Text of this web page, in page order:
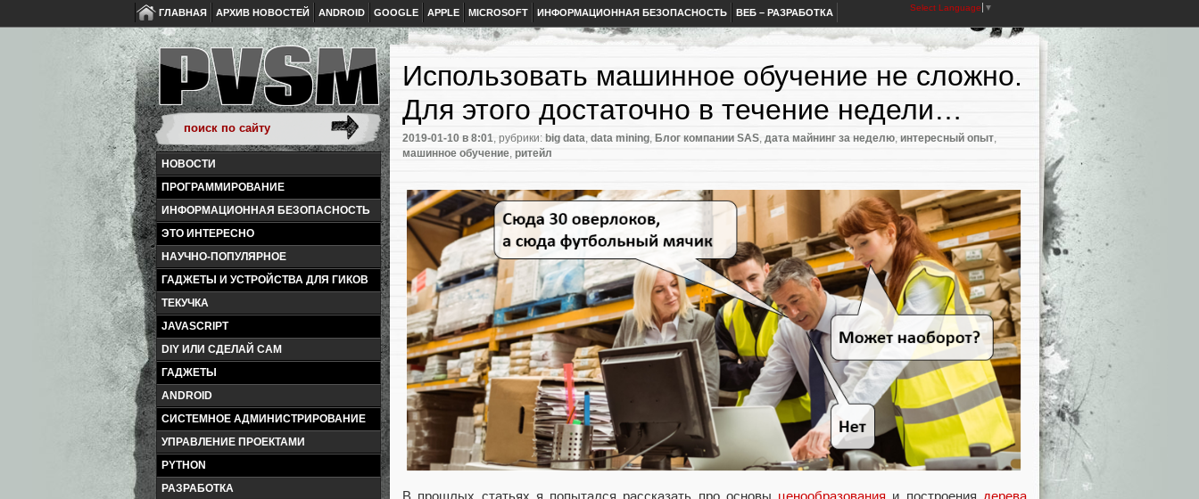
ГЛАВНАЯ АРХИВ НОВОСТЕЙ ANDROID GOOGLE APPLE MICROSOFT ИНФОРМАЦИОННАЯ БЕЗОПАСНОСТЬ ВЕБ – РАЗРАБОТКА Select Language ▼
НОВОСТИ
ПРОГРАММИРОВАНИЕ
ИНФОРМАЦИОННАЯ БЕЗОПАСНОСТЬ
ЭТО ИНТЕРЕСНО
НАУЧНО-ПОПУЛЯРНОЕ
ГАДЖЕТЫ И УСТРОЙСТВА ДЛЯ ГИКОВ
ТЕКУЧКА
JAVASCRIPT
DIY ИЛИ СДЕЛАЙ САМ
ГАДЖЕТЫ
ANDROID
СИСТЕМНОЕ АДМИНИСТРИРОВАНИЕ
УПРАВЛЕНИЕ ПРОЕКТАМИ
PYTHON
РАЗРАБОТКА
Использовать машинное обучение не сложно.
Для этого достаточно в течение недели…
2019-01-10 в 8:01, рубрики: big data, data mining, Блог компании SAS, дата майнинг за неделю, интересный опыт,
машинное обучение, ритейл